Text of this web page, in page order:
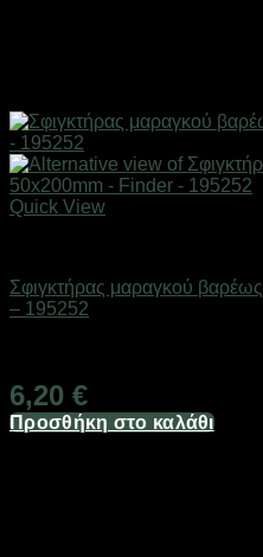
Quick View
Σφιγκτήρας μαραγκού
– 195252
6,20 €
Προσθήκη στο καλάθι